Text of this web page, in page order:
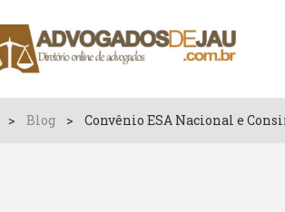
> Blog > Convênio ESA Nacional e